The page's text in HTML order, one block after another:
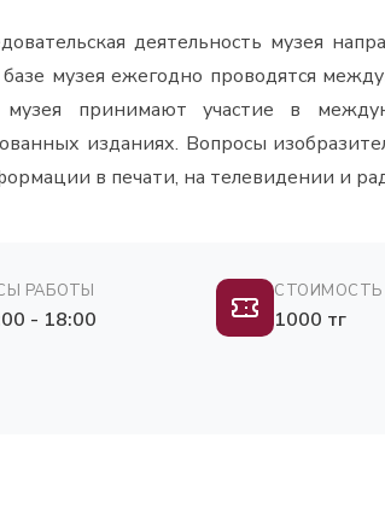
деятельность музея
базе музея ежегодно проводятся
музея принимают участие в
изданиях. Вопросы
в печати, на телевидении и
РАБОТЫ
- 18:00
СТОИМОСТЬ
1000 тг